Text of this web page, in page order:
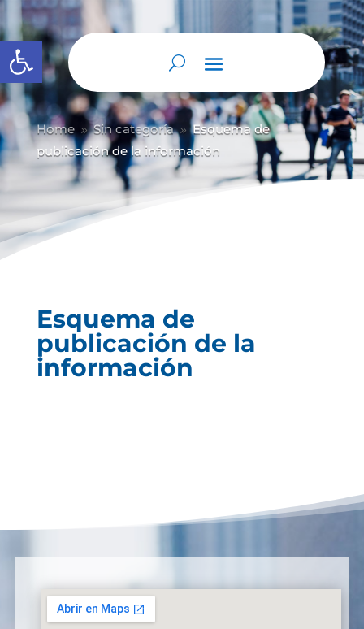
Abrir barra de herramientas
Home 9 Sin categoría 9 Esquema de
publicación de la información
Esquema de
publicación de la
información